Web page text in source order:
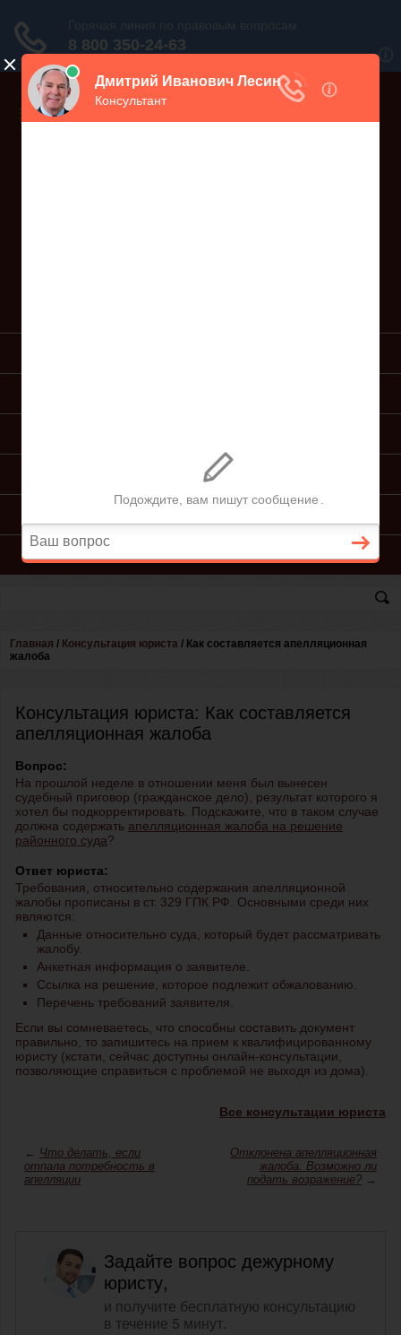
ПОДАЧА ИСКА
КОНСУЛЬТАЦИЯ ЮРИСТА
Главная / Консультация юриста / Как составляется апелляционная
жалоба
Консультация юриста: Как составляется
апелляционная жалоба
Вопрос:
На прошлой неделе в отношении меня был вынесен
судебный приговор (гражданское дело), результат которого я
хотел бы подкорректировать. Подскажите, что в таком случае
должна содержать апелляционная жалоба на решение
районного суда?
Ответ юриста:
Требования, относительно содержания апелляционной
жалобы прописаны в ст. 329 ГПК РФ. Основными среди них
являются:
Данные относительно суда, который будет рассматривать
жалобу.
Анкетная информация о заявителе.
Ссылка на решение, которое подлежит обжалованию.
Перечень требований заявителя.
Если вы сомневаетесь, что способны составить документ
правильно, то запишитесь на прием к квалифицированному
юристу (кстати, сейчас доступны онлайн-консультации,
позволяющие справиться с проблемой не выходя из дома).
Все консультации юриста
← Что делать, если
отпала потребность в
апелляции
Отклонена апелляционная
жалоба. Возможно ли
подать возражение? →
Задайте вопрос дежурному
юристу,
и получите бесплатную консультацию
в течение 5 минут.